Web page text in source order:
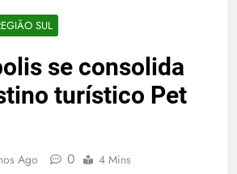
SUL
se consolida
turístico Pet
Ago 0 4 Mins